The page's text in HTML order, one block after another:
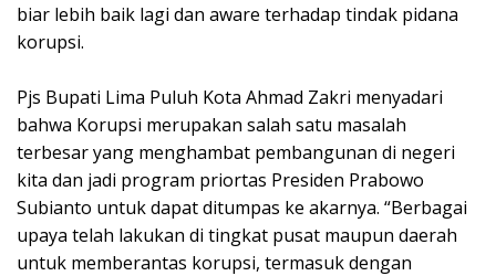
biar lebih baik lagi dan aware terhadap tindak pidana
korupsi.
Pjs Bupati Lima Puluh Kota Ahmad Zakri menyadari
bahwa Korupsi merupakan salah satu masalah
terbesar yang menghambat pembangunan di negeri
kita dan jadi program priortas Presiden Prabowo
Subianto untuk dapat ditumpas ke akarnya. “Berbagai
upaya telah lakukan di tingkat pusat maupun daerah
untuk memberantas korupsi, termasuk dengan